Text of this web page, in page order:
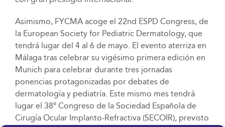
Asimismo, FYCMA acoge el 22nd ESPD Congress, de
la European Society for Pediatric Dermatology, que
tendrá lugar del 4 al 6 de mayo. El evento aterriza en
Málaga tras celebrar su vigésimo primera edición en
Munich para celebrar durante tres jornadas
ponencias protagonizadas por debates de
dermatología y pediatría. Este mismo mes tendrá
lugar el 38º Congreso de la Sociedad Española de
Cirugía Ocular Implanto-Refractiva (SECOIR), previsto